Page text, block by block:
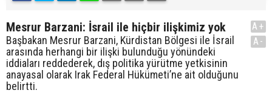
Mesrur Barzani: İsrail ile hiçbir ilişkimiz yok
Başbakan Mesrur Barzani, Kürdistan Bölgesi ile İsrail
arasında herhangi bir ilişki bulunduğu yönündeki
iddiaları reddederek, dış politika yürütme yetkisinin
anayasal olarak Irak Federal Hükümeti’ne ait olduğunu
belirtti.
A+
A-